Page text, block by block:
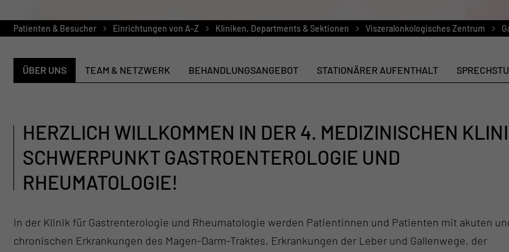
Patienten & Besucher Einrichtungen von A-Z Kliniken, Departments & Sektionen Viszeralonkologisches Zentrum
ÜBER UNS TEAM & NETZWERK BEHANDLUNGSANGEBOT STATIONÄRER AUFENTHALT
HERZLICH WILLKOMMEN IN DER 4. MEDIZINISCHEN
SCHWERPUNKT GASTROENTEROLOGIE UND
RHEUMATOLOGIE!
In der Klinik für Gastrenterologie und Rheumatologie werden Patientinnen und Patienten mit akuten
chronischen Erkrankungen des Magen-Darm-Traktes, Erkrankungen der Leber und Gallenwege, der